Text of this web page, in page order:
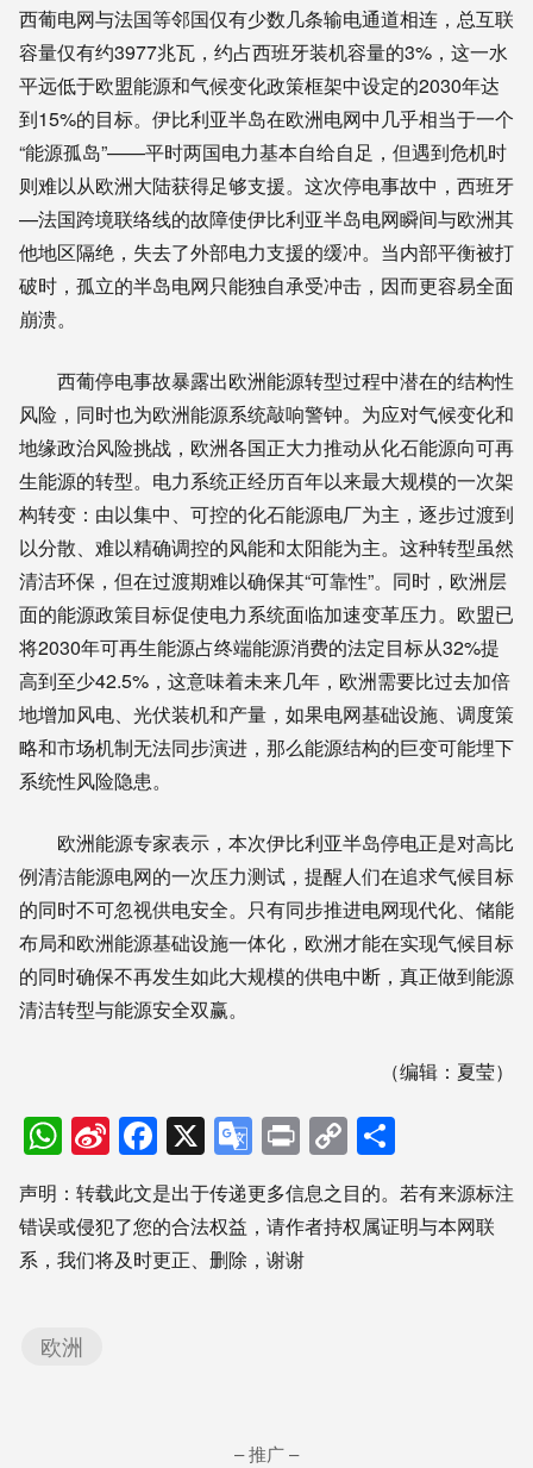
西葡电网与法国等邻国仅有少数几条输电通道相连，总互联
容量仅有约3977兆瓦，约占西班牙装机容量的3%，这一水
平远低于欧盟能源和气候变化政策框架中设定的2030年达
到15%的目标。伊比利亚半岛在欧洲电网中几乎相当于一个
“能源孤岛”——平时两国电力基本自给自足，但遇到危机时
则难以从欧洲大陆获得足够支援。这次停电事故中，西班牙
—法国跨境联络线的故障使伊比利亚半岛电网瞬间与欧洲其
他地区隔绝，失去了外部电力支援的缓冲。当内部平衡被打
破时，孤立的半岛电网只能独自承受冲击，因而更容易全面
崩溃。
西葡停电事故暴露出欧洲能源转型过程中潜在的结构性
风险，同时也为欧洲能源系统敲响警钟。为应对气候变化和
地缘政治风险挑战，欧洲各国正大力推动从化石能源向可再
生能源的转型。电力系统正经历百年以来最大规模的一次架
构转变：由以集中、可控的化石能源电厂为主，逐步过渡到
以分散、难以精确调控的风能和太阳能为主。这种转型虽然
清洁环保，但在过渡期难以确保其“可靠性”。同时，欧洲层
面的能源政策目标促使电力系统面临加速变革压力。欧盟已
将2030年可再生能源占终端能源消费的法定目标从32%提
高到至少42.5%，这意味着未来几年，欧洲需要比过去加倍
地增加风电、光伏装机和产量，如果电网基础设施、调度策
略和市场机制无法同步演进，那么能源结构的巨变可能埋下
系统性风险隐患。
欧洲能源专家表示，本次伊比利亚半岛停电正是对高比
例清洁能源电网的一次压力测试，提醒人们在追求气候目标
的同时不可忽视供电安全。只有同步推进电网现代化、储能
布局和欧洲能源基础设施一体化，欧洲才能在实现气候目标
的同时确保不再发生如此大规模的供电中断，真正做到能源
清洁转型与能源安全双赢。
（编辑：夏莹）
WhatsApp
Sina
Weibo
Facebook
X Google
Translate
PrintCopy
Link享
声明：转载此文是出于传递更多信息之目的。若有来源标注
错误或侵犯了您的合法权益，请作者持权属证明与本网联
系，我们将及时更正、删除，谢谢
欧洲
– 推广 –